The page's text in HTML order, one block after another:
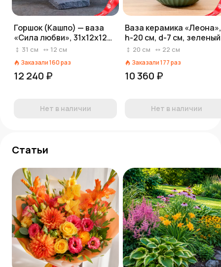
Горшок (Кашпо) — ваза
«Сила любви», 31х12х12
см31 см 12 см
Заказали160раз
12 240 ₽
Нет в наличии
Ваза керамика «Леона»,
h-20 см, d-7 см, зеленый
20 см 22 см
Заказали177раз
10 360 ₽
Нет в наличии
Статьи